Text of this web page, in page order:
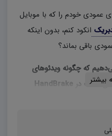
عمودی خودم را که با موبایل
انکود کنم، بدون اینکه
باقی بماند؟
که چگونه ویدئوهای
بیشتر